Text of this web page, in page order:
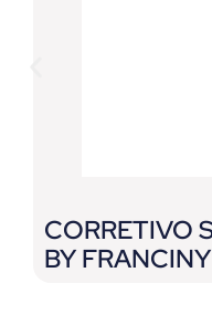
CORRETIVO
BY